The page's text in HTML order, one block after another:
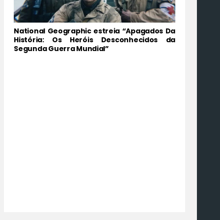
National Geographic estreia “Apagados Da
História: Os Heróis Desconhecidos da
Segunda Guerra Mundial”